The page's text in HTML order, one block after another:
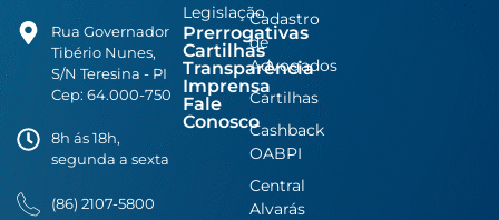
Rua Governador
Tibério Nunes,
S/N Teresina - PI
Cep: 64.000-750
8h ás 18h,
segunda a sexta
(86) 2107-5800
Legislação
Prerrogativas
Cartilhas
Transparência
Imprensa
Fale
Conosco
Cadastro
de
Advogados
Cartilhas
Cashback
OABPI
Central
Alvarás